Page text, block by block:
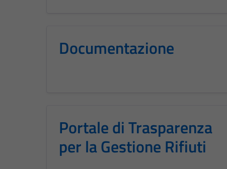
Documentazione
Portale di Trasparenza
per la Gestione Rifiuti